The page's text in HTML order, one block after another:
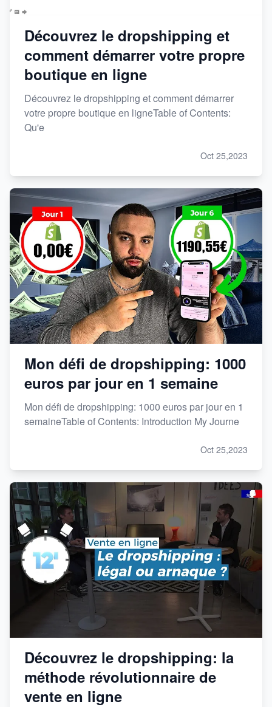
Découvrez le dropshipping et
comment démarrer votre propre
boutique en ligne
Découvrez le dropshipping et comment démarrer
votre propre boutique en ligneTable of Contents:
Qu'e
Oct 25,2023
Mon défi de dropshipping: 1000
euros par jour en 1 semaine
Mon défi de dropshipping: 1000 euros par jour en 1
semaineTable of Contents: Introduction My Journe
Oct 25,2023
Découvrez le dropshipping: la
méthode révolutionnaire de
vente en ligne